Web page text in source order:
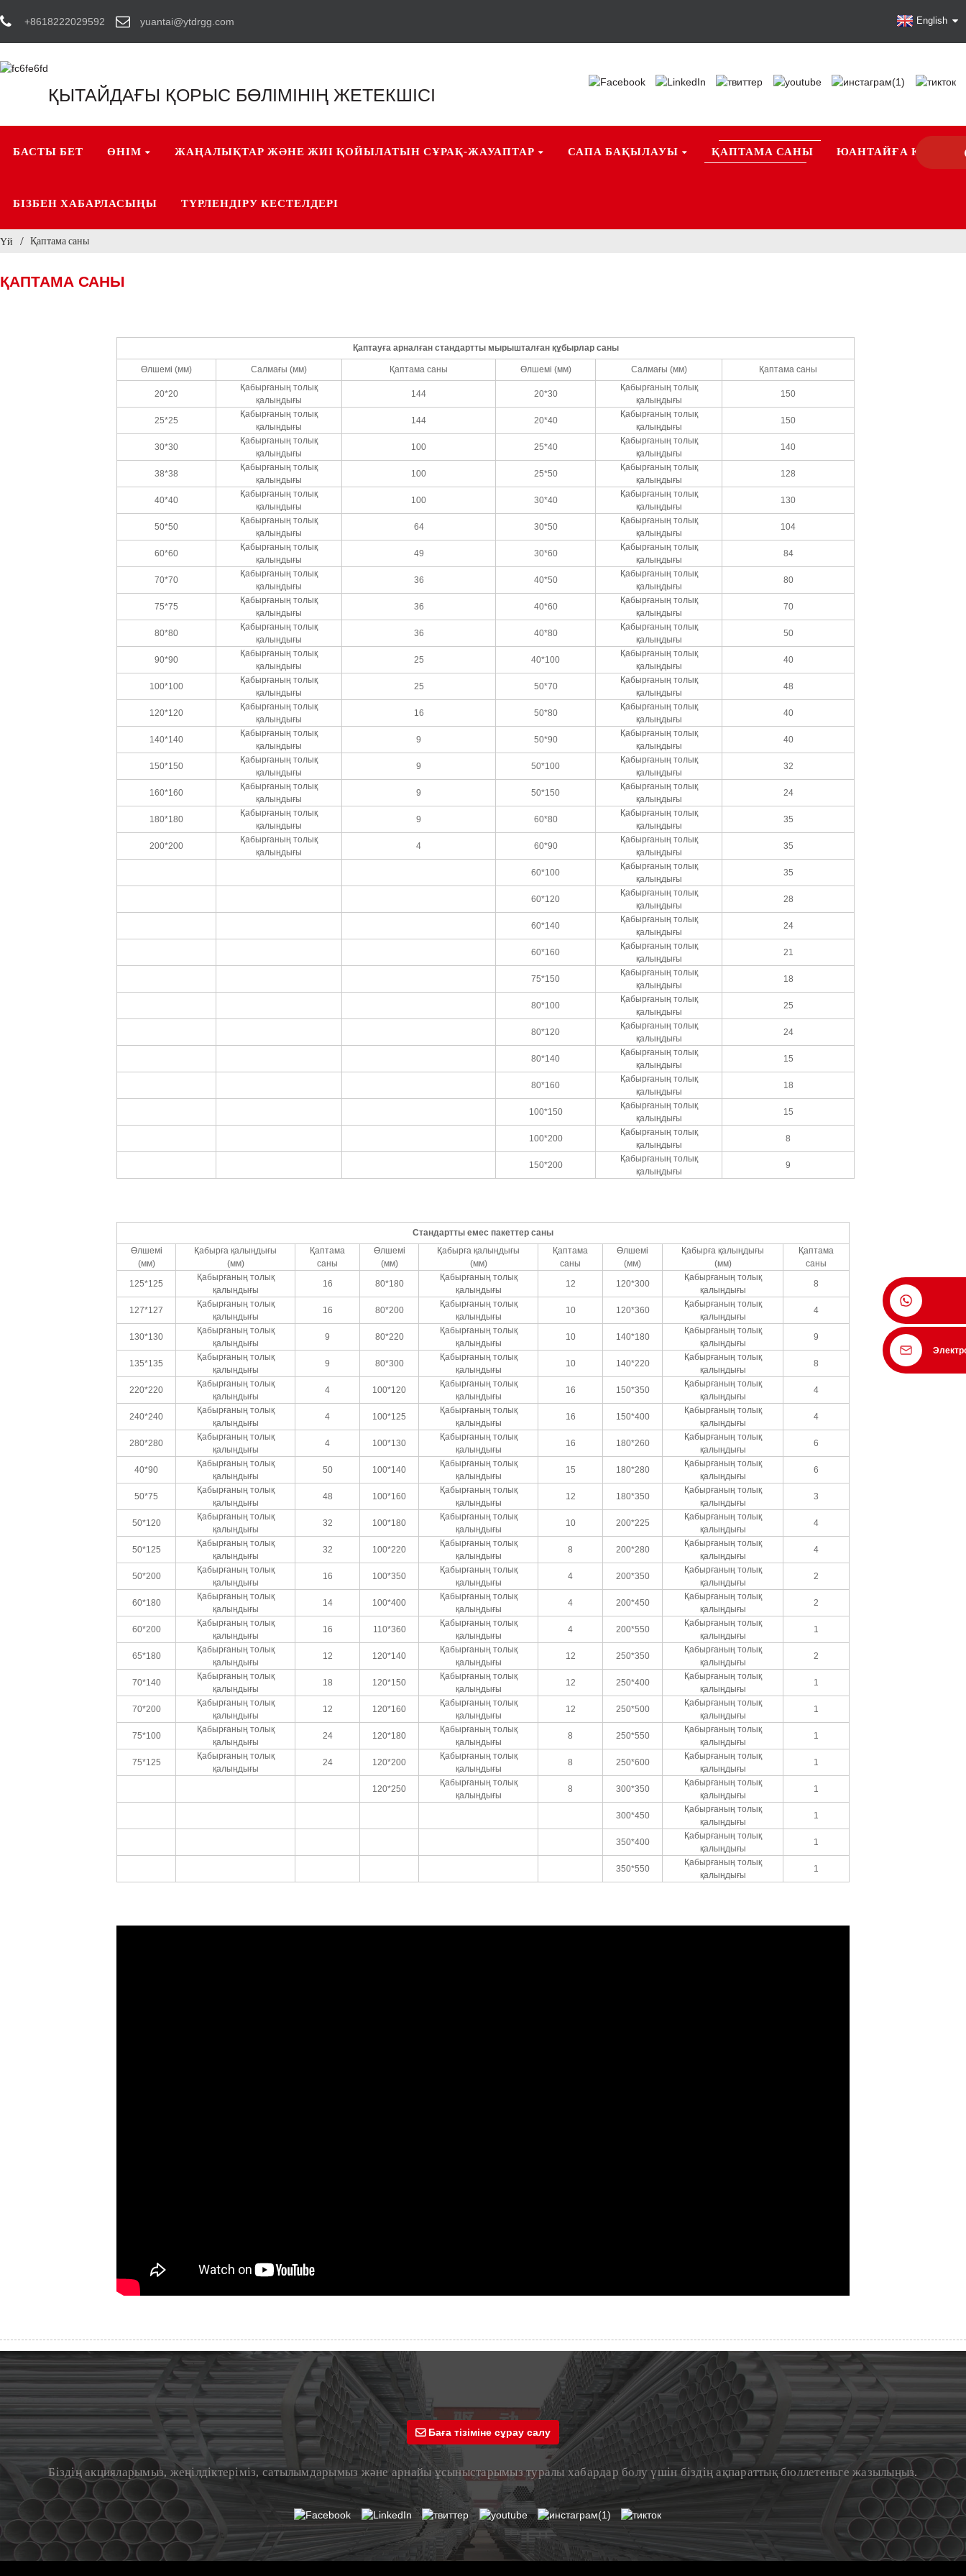
+8618222029592 yuantai@ytdrgg.com English
ҚЫТАЙДАҒЫ ҚОРЫС БӨЛІМІНІҢ ЖЕТЕКШІСІ
БАСТЫ БЕТ ӨНІМ ЖАҢАЛЫҚТАР ЖӘНЕ ЖИІ ҚОЙЫЛАТЫН СҰРАҚ-ЖАУАПТАР САПА БАҚЫЛАУЫ ҚАПТАМА САНЫ ЮАНТАЙҒА КІРУ
БІЗБЕН ХАБАРЛАСЫҢЫ ТҮРЛЕНДІРУ КЕСТЕЛДЕРІ
Үй Қаптама саны
ҚАПТАМА САНЫ
Қаптауға арналған стандартты мырышталған құбырлар саны
Өлшемі (мм) Салмағы (мм) Қаптама саны Өлшемі (мм) Салмағы (мм) Қаптама саны
20*20
Қабырғаның толық
қалыңдығы
144 20*30
Қабырғаның толық
қалыңдығы
150
25*25
Қабырғаның толық
қалыңдығы
144 20*40
Қабырғаның толық
қалыңдығы
150
30*30
Қабырғаның толық
қалыңдығы
100 25*40
Қабырғаның толық
қалыңдығы
140
38*38
Қабырғаның толық
қалыңдығы
100 25*50
Қабырғаның толық
қалыңдығы
128
40*40
Қабырғаның толық
қалыңдығы
100 30*40
Қабырғаның толық
қалыңдығы
130
50*50
Қабырғаның толық
қалыңдығы
64 30*50
Қабырғаның толық
қалыңдығы
104
60*60
Қабырғаның толық
қалыңдығы
49 30*60
Қабырғаның толық
қалыңдығы
84
70*70
Қабырғаның толық
қалыңдығы
36 40*50
Қабырғаның толық
қалыңдығы
80
75*75
Қабырғаның толық
қалыңдығы
36 40*60
Қабырғаның толық
қалыңдығы
70
80*80
Қабырғаның толық
қалыңдығы
36 40*80
Қабырғаның толық
қалыңдығы
50
90*90
Қабырғаның толық
қалыңдығы
25 40*100
Қабырғаның толық
қалыңдығы
40
100*100
Қабырғаның толық
қалыңдығы
25 50*70
Қабырғаның толық
қалыңдығы
48
120*120
Қабырғаның толық
қалыңдығы
16 50*80
Қабырғаның толық
қалыңдығы
40
140*140
Қабырғаның толық
қалыңдығы
9 50*90
Қабырғаның толық
қалыңдығы
40
150*150
Қабырғаның толық
қалыңдығы
9 50*100
Қабырғаның толық
қалыңдығы
32
160*160
Қабырғаның толық
қалыңдығы
9 50*150
Қабырғаның толық
қалыңдығы
24
180*180
Қабырғаның толық
қалыңдығы
9 60*80
Қабырғаның толық
қалыңдығы
35
200*200
Қабырғаның толық
қалыңдығы
4 60*90
Қабырғаның толық
қалыңдығы
35
60*100
Қабырғаның толық
қалыңдығы
35
60*120
Қабырғаның толық
қалыңдығы
28
60*140
Қабырғаның толық
қалыңдығы
24
60*160
Қабырғаның толық
қалыңдығы
21
75*150
Қабырғаның толық
қалыңдығы
18
80*100
Қабырғаның толық
қалыңдығы
25
80*120
Қабырғаның толық
қалыңдығы
24
80*140
Қабырғаның толық
қалыңдығы
15
80*160
Қабырғаның толық
қалыңдығы
18
100*150
Қабырғаның толық
қалыңдығы
15
100*200
Қабырғаның толық
қалыңдығы
8
150*200
Қабырғаның толық
қалыңдығы
9
Стандартты емес пакеттер саны
Өлшемі
(мм)
Қабырға қалыңдығы
(мм)
Қаптама
саны
Өлшемі
(мм)
Қабырға қалыңдығы
(мм)
Қаптама
саны
Өлшемі
(мм)
Қабырға қалыңдығы
(мм)
Қаптама
саны
125*125
Қабырғаның толық
қалыңдығы
16 80*180
Қабырғаның толық
қалыңдығы
12 120*300
Қабырғаның толық
қалыңдығы
8
127*127
Қабырғаның толық
қалыңдығы
16 80*200
Қабырғаның толық
қалыңдығы
10 120*360
Қабырғаның толық
қалыңдығы
4
130*130
Қабырғаның толық
қалыңдығы
9 80*220
Қабырғаның толық
қалыңдығы
10 140*180
Қабырғаның толық
қалыңдығы
9
135*135
Қабырғаның толық
қалыңдығы
9 80*300
Қабырғаның толық
қалыңдығы
10 140*220
Қабырғаның толық
қалыңдығы
8
220*220
Қабырғаның толық
қалыңдығы
4 100*120
Қабырғаның толық
қалыңдығы
16 150*350
Қабырғаның толық
қалыңдығы
4
240*240
Қабырғаның толық
қалыңдығы
4 100*125
Қабырғаның толық
қалыңдығы
16 150*400
Қабырғаның толық
қалыңдығы
4
280*280
Қабырғаның толық
қалыңдығы
4 100*130
Қабырғаның толық
қалыңдығы
16 180*260
Қабырғаның толық
қалыңдығы
6
40*90
Қабырғаның толық
қалыңдығы
50 100*140
Қабырғаның толық
қалыңдығы
15 180*280
Қабырғаның толық
қалыңдығы
6
50*75
Қабырғаның толық
қалыңдығы
48 100*160
Қабырғаның толық
қалыңдығы
12 180*350
Қабырғаның толық
қалыңдығы
3
50*120
Қабырғаның толық
қалыңдығы
32 100*180
Қабырғаның толық
қалыңдығы
10 200*225
Қабырғаның толық
қалыңдығы
4
50*125
Қабырғаның толық
қалыңдығы
32 100*220
Қабырғаның толық
қалыңдығы
8 200*280
Қабырғаның толық
қалыңдығы
4
50*200
Қабырғаның толық
қалыңдығы
16 100*350
Қабырғаның толық
қалыңдығы
4 200*350
Қабырғаның толық
қалыңдығы
2
60*180
Қабырғаның толық
қалыңдығы
14 100*400
Қабырғаның толық
қалыңдығы
4 200*450
Қабырғаның толық
қалыңдығы
2
60*200
Қабырғаның толық
қалыңдығы
16 110*360
Қабырғаның толық
қалыңдығы
4 200*550
Қабырғаның толық
қалыңдығы
1
65*180
Қабырғаның толық
қалыңдығы
12 120*140
Қабырғаның толық
қалыңдығы
12 250*350
Қабырғаның толық
қалыңдығы
2
70*140
Қабырғаның толық
қалыңдығы
18 120*150
Қабырғаның толық
қалыңдығы
12 250*400
Қабырғаның толық
қалыңдығы
1
70*200
Қабырғаның толық
қалыңдығы
12 120*160
Қабырғаның толық
қалыңдығы
12 250*500
Қабырғаның толық
қалыңдығы
1
75*100
Қабырғаның толық
қалыңдығы
24 120*180
Қабырғаның толық
қалыңдығы
8 250*550
Қабырғаның толық
қалыңдығы
1
75*125
Қабырғаның толық
қалыңдығы
24 120*200
Қабырғаның толық
қалыңдығы
8 250*600
Қабырғаның толық
қалыңдығы
1
120*250
Қабырғаның толық
қалыңдығы
8 300*350
Қабырғаның толық
қалыңдығы
1
300*450
Қабырғаның толық
қалыңдығы
1
350*400
Қабырғаның толық
қалыңдығы
1
350*550
Қабырғаның толық
қалыңдығы
1
Баға тізіміне сұрау салу
Біздің акцияларымыз, жеңілдіктеріміз, сатылымдарымыз және арнайы ұсыныстарымыз туралы хабардар болу үшін біздің ақпараттық бюллетеньге жазылыңыз.